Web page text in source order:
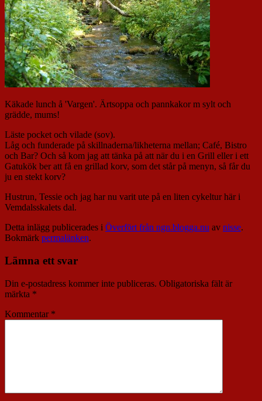
Käkade lunch å 'Vargen'. Ärtsoppa och pannkakor m sylt och
grädde, mums!
Läste pocket och vilade (sov).
Låg och funderade på skillnaderna/likheterna mellan; Café, Bistro
och Bar? Och så kom jag att tänka på att när du i en Grill eller i ett
Gatukök ber att få en grillad korv, som det står på menyn, så får du
ju en stekt korv?
Hustrun, Tessie och jag har nu varit ute på en liten cykeltur här i
Vemdalsskalets dal.
Detta inlägg publicerades i Överfört från ngn.blogga.nu av nisse.
Bokmärk permalänken.
Lämna ett svar
Din e-postadress kommer inte publiceras. Obligatoriska fält är
märkta *
Kommentar *